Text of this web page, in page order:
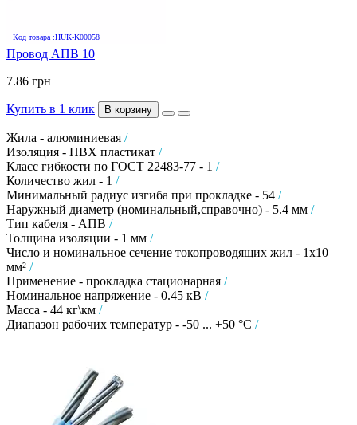
Код товара :HUK-K00058
Провод АПВ 10
7.86 грн
Купить в 1 клик В корзину
Жила - алюминиевая /
Изоляция - ПВХ пластикат /
Класс гибкости по ГОСТ 22483-77 - 1 /
Количество жил - 1 /
Минимальный радиус изгиба при прокладке - 54 /
Наружный диаметр (номинальный,справочно) - 5.4 мм /
Тип кабеля - АПВ /
Толщина изоляции - 1 мм /
Число и номинальное сечение токопроводящих жил - 1х10
мм² /
Применение - прокладка стационарная /
Номинальное напряжение - 0.45 кВ /
Масса - 44 кг\км /
Диапазон рабочих температур - -50 ... +50 °C /